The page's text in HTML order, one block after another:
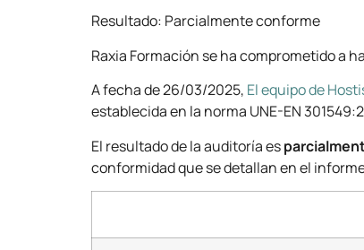
Resultado: Parcialmente conforme
Raxia Formación se ha comprometido a
A fecha de 26/03/2025, El equipo de
establecida en la norma UNE-EN
El resultado de la auditoría es
conformidad que se detallan en el